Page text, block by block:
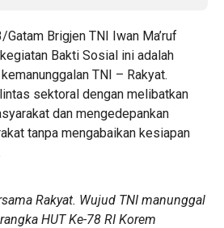
Brigjen TNI Iwan Ma’ruf
Bakti Sosial ini adalah
TNI – Rakyat.
sektoral dengan melibatkan
dan mengedepankan
tanpa mengabaikan kesiapan
Rakyat. Wujud TNI manunggal
HUT Ke-78 RI Korem